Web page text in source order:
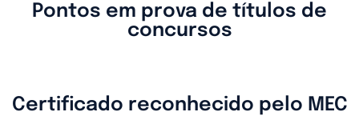
Pontos em prova de títulos de
concursos
Certificado reconhecido pelo MEC